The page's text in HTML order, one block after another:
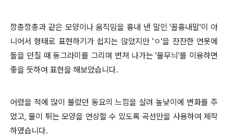
깡총깡총과 같은 모양이나 움직임을 흉내 낸 말인 '꼴흉내말'이 아
니어서 형태로 표현하기가 쉽지는 않았지만 'ㅇ'을 잔잔한 연못에
돌을 던질 때 동그라미를 그리며 번져 나가는 '물무늬'를 이용하면
좋을 듯하여 표현을 해보았습니다.
어렸을 적에 많이 불렀던 동요의 느낌을 살려 높낮이에 변화를 주
었고, 물이 튀는 모양을 연상할 수 있도록 곡선만을 사용하여 제작
하였습니다.